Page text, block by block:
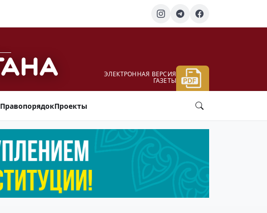
ЭЛЕКТРОННАЯ ВЕРСИЯ
ГАЗЕТЫ
ПравопорядокПроекты